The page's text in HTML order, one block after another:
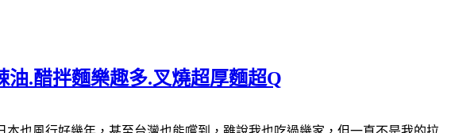
油.醋拌麵樂趣多.叉燒超厚麵超Q